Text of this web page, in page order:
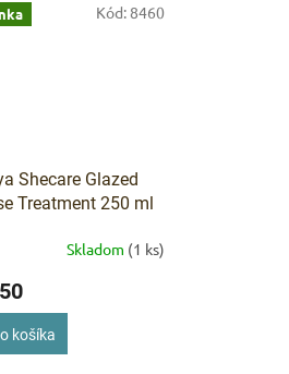
Shecare Glazed
Treatment 250 ml
matné aSkladom (1 ks)
košíka
Kód:8460